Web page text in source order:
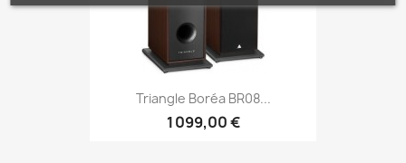
Triangle Boréa BR08...
1 099,00 €